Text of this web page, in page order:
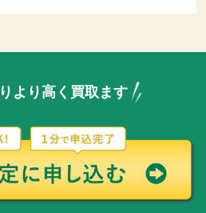
より高く買取ます